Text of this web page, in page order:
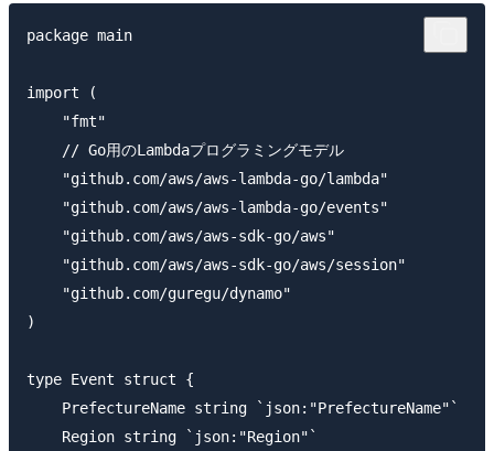
package main
import (
    "fmt"
    // Go用のLambdaプログラミングモデル
    "github.com/aws/aws-lambda-go/lambda"
    "github.com/aws/aws-lambda-go/events"
    "github.com/aws/aws-sdk-go/aws"
    "github.com/aws/aws-sdk-go/aws/session"
    "github.com/guregu/dynamo"
)
type Event struct {
    PrefectureName string `json:"PrefectureName"`
    Region string `json:"Region"`